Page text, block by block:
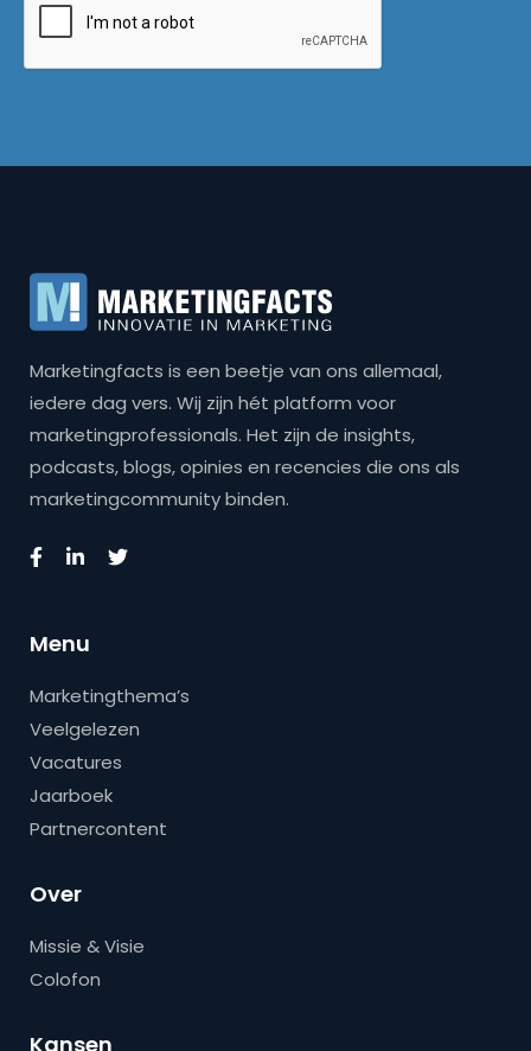
Marketingfacts is een beetje van ons allemaal,
iedere dag vers. Wij zijn hét platform voor
marketingprofessionals. Het zijn de insights,
podcasts, blogs, opinies en recencies die ons als
marketingcommunity binden.
Menu
Marketingthema’s
Veelgelezen
Vacatures
Jaarboek
Partnercontent
Over
Missie & Visie
Colofon
Kansen